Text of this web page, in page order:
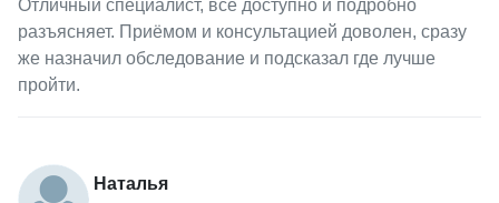
Отличный специалист, все доступно и подробно
разъясняет. Приёмом и консультацией доволен, сразу
же назначил обследование и подсказал где лучше
пройти.
Наталья